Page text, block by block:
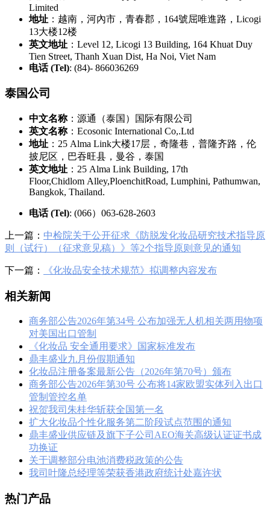
Limited
地址 ：越南，河內市，青春郡，164號屈唯進路，Licogi
13大楼12楼
英文地址 ：Level 12, Licogi 13 Building, 164 Khuat Duy
Tien Street, Thanh Xuan Dist, Ha Noi, Viet Nam
电话 (Tel): (84)- 866036269
泰国公司
中文名称：源通（泰国）国际有限公司
英文名称：Ecosonic International Co,.Ltd
地址 ：25 Alma Link大楼17层，奇隆巷，普隆齐路，伦
披尼区，巴吞旺县，曼谷，泰国
英文地址 ：25 Alma Link Building, 17th
Floor,Chidlom Alley,PloenchitRoad, Lumphini, Pathumwan,
Bangkok, Thailand.
电话 (Tel): (066）063-628-2603
上一篇： 中检院关于公开征求《防脱发化妆品研究技术指导原
则（试行）（征求意见稿）》等2个指导原则意见的通知
下一篇： 《化妆品安全技术规范》拟调整内容发布
相关新闻
商务部公告2026年第34号 公布加强无人机相关两用物项
对美国出口管制
《化妆品 安全通用要求》国家标准发布
鼎丰盛业九月份假期通知
化妆品注册备案最新公告（2026年第70号）颁布
商务部公告2026年第30号 公布将14家欧盟实体列入出口
管制管控名单
祝贺我司朱桂华斩获全国第一名
扩大化妆品个性化服务第二阶段试点范围的通知
鼎丰盛业供应链及旗下子公司AEO海关高级认证证书成
功换证
关于调整部分电池消费税政策的公告
我司叶隆总经理等荣获香港政府统计处嘉许状
热门产品